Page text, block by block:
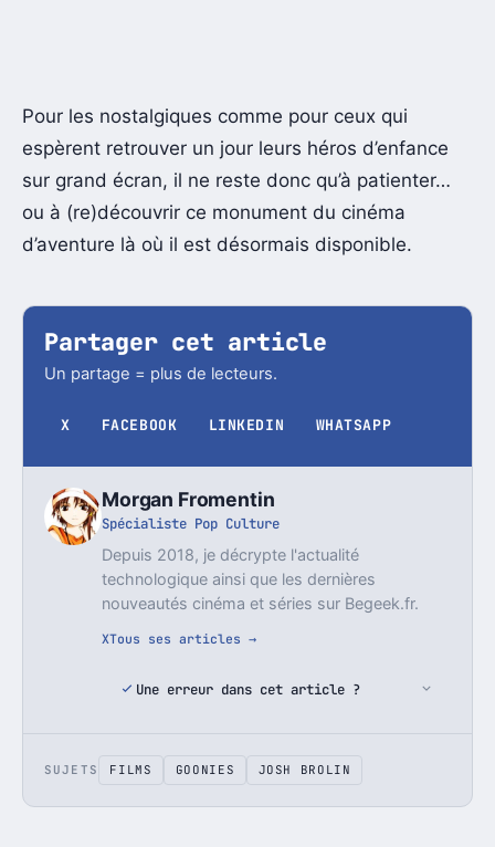
Pour les nostalgiques comme pour ceux qui
espèrent retrouver un jour leurs héros d’enfance
sur grand écran, il ne reste donc qu’à patienter…
ou à (re)découvrir ce monument du cinéma
d’aventure là où il est désormais disponible.
Partager cet article
Un partage = plus de lecteurs.
X FACEBOOK LINKEDIN WHATSAPP
Morgan Fromentin
Spécialiste Pop Culture
Depuis 2018, je décrypte l'actualité
technologique ainsi que les dernières
nouveautés cinéma et séries sur Begeek.fr.
XTous ses articles →
Une erreur dans cet article ?
SUJETS FILMS GOONIES JOSH BROLIN